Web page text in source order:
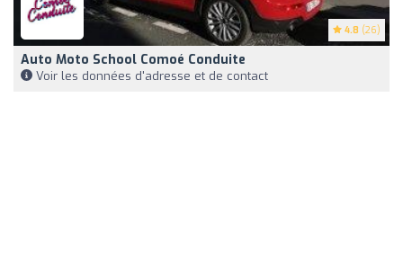
4.8 (26)
Auto Moto School Comoé Conduite
Voir les données d'adresse et de contact